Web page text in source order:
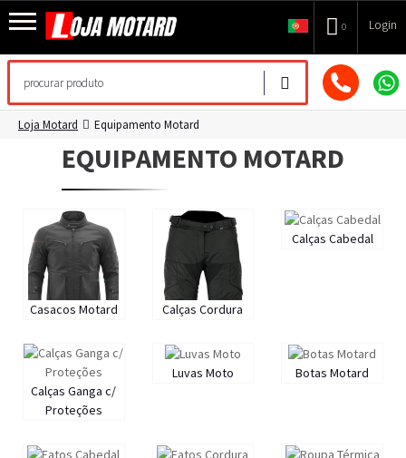
0 Login
Loja Motard Equipamento Motard
EQUIPAMENTO MOTARD
Casacos Motard Calças Cordura
Calças Cabedal
Calças Ganga c/
Proteções
Luvas Moto Botas Motard